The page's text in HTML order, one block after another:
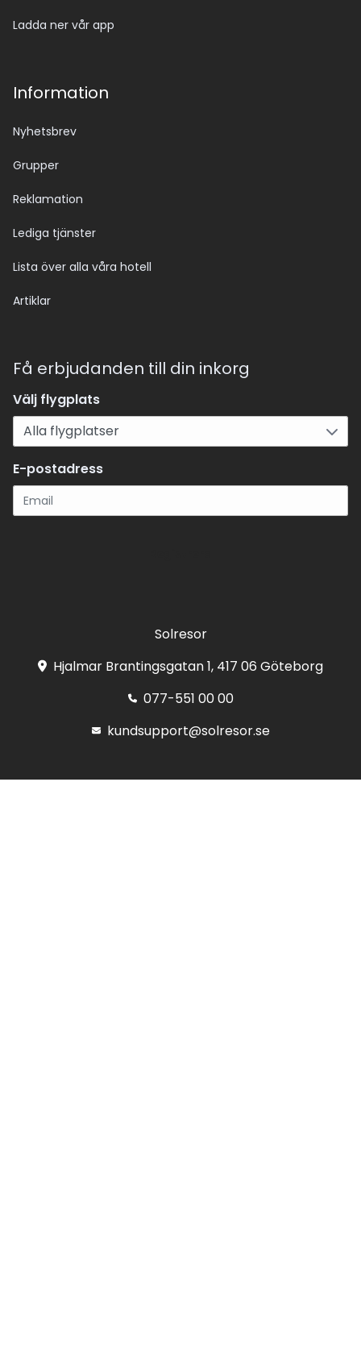
Ladda ner vår app
Information
Nyhetsbrev
Grupper
Reklamation
Lediga tjänster
Lista över alla våra hotell
Artiklar
Få erbjudanden till din inkorg
Välj flygplats
E-postadress
Solresor
Hjalmar Brantingsgatan 1, 417 06 Göteborg
077-551 00 00
kundsupport@solresor.se